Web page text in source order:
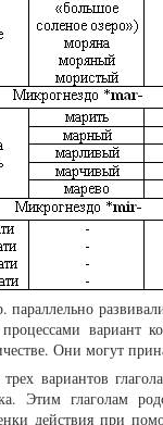
вариант
Они могут
вариантов
Этим глаголам
действия при